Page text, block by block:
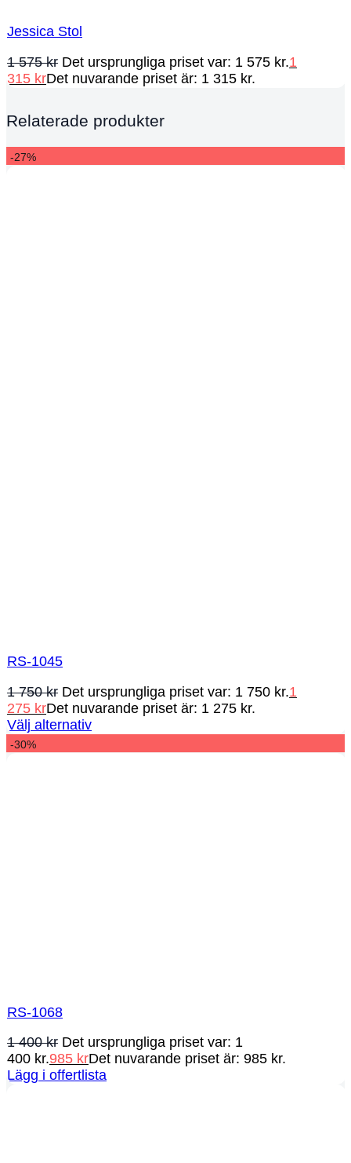
Jessica Stol
1 575kr Det ursprungliga priset var: 1 575 kr.1
315 krDet nuvarande priset är: 1 315 kr.
Relaterade produkter
-27%
RS-1045
1 750kr Det ursprungliga priset var: 1 750 kr.1
275 krDet nuvarande priset är: 1 275 kr.
Välj alternativ
-30%
RS-1068
1 400kr Det ursprungliga priset var: 1
400 kr.985 krDet nuvarande priset är: 985 kr.
Lägg i offertlista